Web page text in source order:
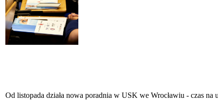
Od listopada działa nowa poradnia w USK we Wrocławiu - czas na